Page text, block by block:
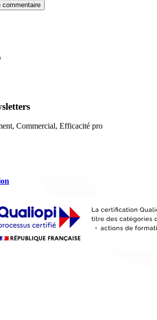
commentaire
Commercial, Efficacité pro